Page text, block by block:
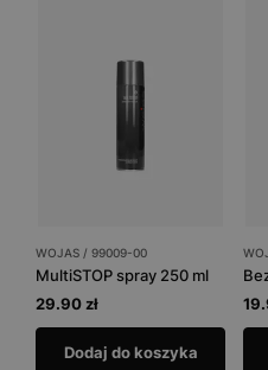
WOJAS / 99009-00
MultiSTOP spray 250 ml
29.90 zł
Dodaj do koszyka